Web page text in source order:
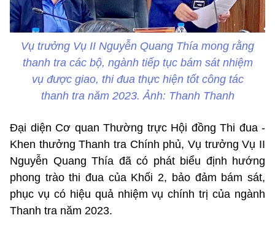
Vụ trưởng Vụ II Nguyễn Quang Thía mong rằng
thanh tra các bộ, ngành tiếp tục bám sát nhiệm
vụ được giao, thi đua thực hiện tốt công tác
thanh tra năm 2023. Ảnh: Thanh Thanh
Đại diện Cơ quan Thường trực Hội đồng Thi đua -
Khen thưởng Thanh tra Chính phủ, Vụ trưởng Vụ II
Nguyễn Quang Thía đã có phát biểu định hướng
phong trào thi đua của Khối 2, bảo đảm bám sát,
phục vụ có hiệu quả nhiệm vụ chính trị của ngành
Thanh tra năm 2023.